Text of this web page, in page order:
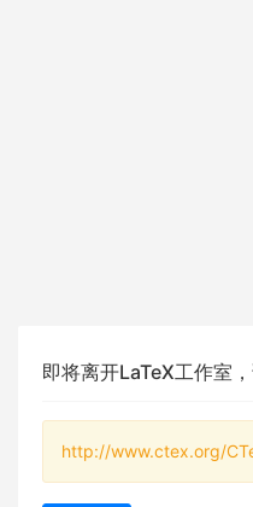
即将离开LaTeX工作室
http://www.ctex.org/